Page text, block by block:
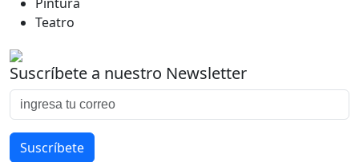
Teatro
Suscríbete a nuestro Newsletter